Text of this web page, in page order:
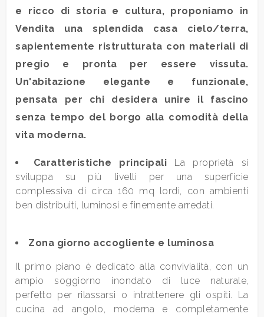
e ricco di storia e cultura, proponiamo in
Vendita una splendida casa cielo/terra,
sapientemente ristrutturata con materiali di
pregio e pronta per essere vissuta.
Un'abitazione elegante e funzionale,
pensata per chi desidera unire il fascino
senza tempo del borgo alla comodità della
vita moderna.
Caratteristiche principali La proprietà si
sviluppa su più livelli per una superficie
complessiva di circa 160 mq lordi, con ambienti
ben distribuiti, luminosi e finemente arredati.
Zona giorno accogliente e luminosa
Il primo piano è dedicato alla convivialità, con un
ampio soggiorno inondato di luce naturale,
perfetto per rilassarsi o intrattenere gli ospiti. La
cucina ad angolo, moderna e completamente
Totale
mq
Locali
1